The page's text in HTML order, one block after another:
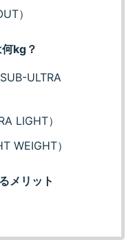
）
kg？
ULTRA
LIGHT）
WEIGHT）
メリット